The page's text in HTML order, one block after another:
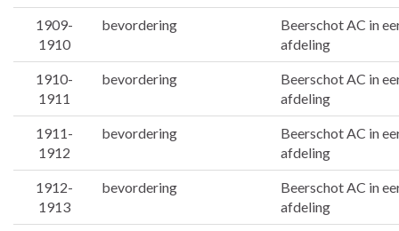
1909-
1910
bevordering
Beerschot AC in
afdeling
1910-
1911
bevordering
Beerschot AC in
afdeling
1911-
1912
bevordering
Beerschot AC in
afdeling
1912-
1913
bevordering
Beerschot AC in
afdeling